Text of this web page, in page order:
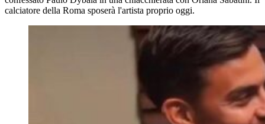
calciatore della Roma sposerà l'artista proprio oggi.